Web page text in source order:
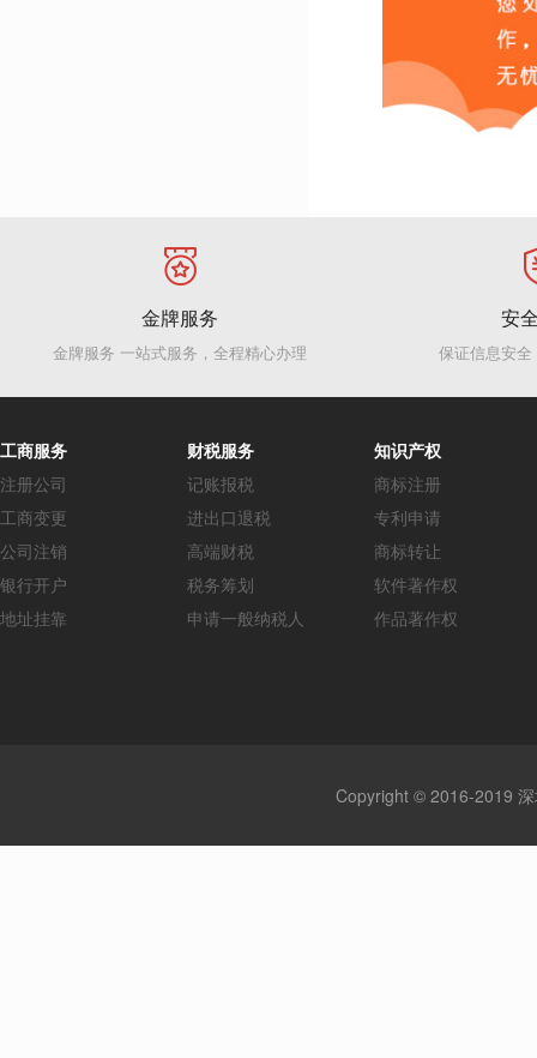
金牌服务
金牌服务 一站式服务，全程精心办理
安
保证信息安
工商服务
注册公司
工商变更
公司注销
银行开户
地址挂靠
财税服务
记账报税
进出口退税
高端财税
税务筹划
申请一般纳税人
知识产权
商标注册
专利申请
商标转让
软件著作权
作品著作权
Copyright © 2016-2019